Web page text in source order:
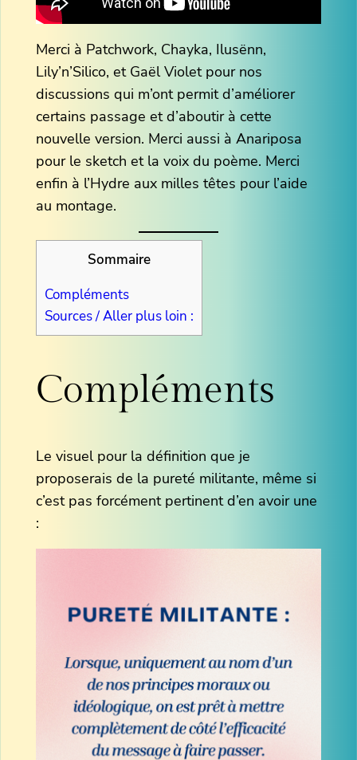
Merci à Patchwork, Chayka, Ilusënn,
Lily’n’Silico, et Gaël Violet pour nos
discussions qui m’ont permit d’améliorer
certains passage et d’aboutir à cette
nouvelle version. Merci aussi à Anariposa
pour le sketch et la voix du poème. Merci
enfin à l’Hydre aux milles têtes pour l’aide
au montage.
Sommaire
Compléments
Sources / Aller plus loin :
Compléments
Le visuel pour la définition que je
proposerais de la pureté militante, même si
c’est pas forcément pertinent d’en avoir une
: